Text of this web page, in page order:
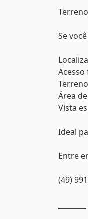
Se
Área
Vista
Ideal
Entre
(49)